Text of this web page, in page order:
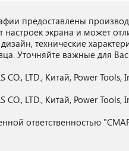
предоставлены
настроек экрана и может
технические
Уточняйте важные для
CO., LTD., Китай, Power
CO., LTD., Китай, Power
ответственностью